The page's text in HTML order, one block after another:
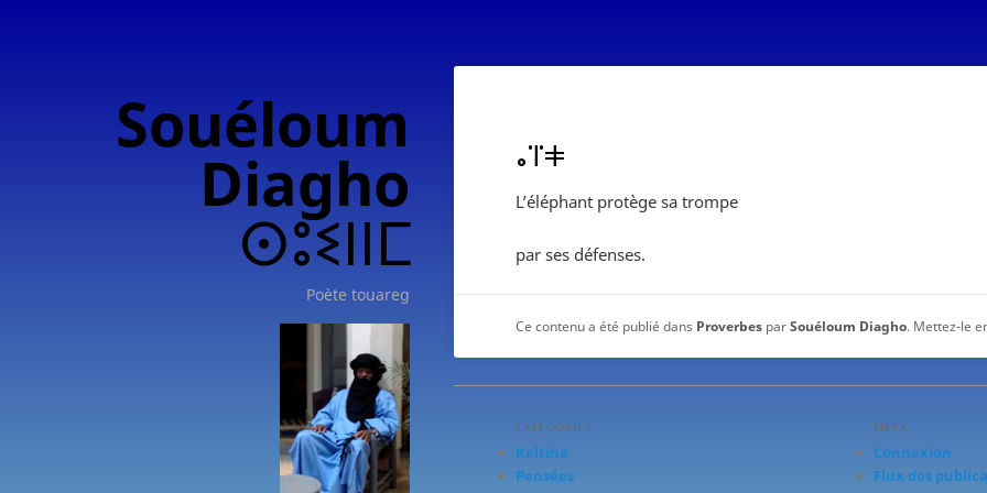
Souéloum
Diagho
ⵙⵓⵉⵏⵏⵎ
Poète touareg
ⴰⴶⵐ
L’éléphant protège sa trompe
par ses défenses.
Ce contenu a été publié dans Proverbes parSouéloum Diagho. Mettez-le
CATÉGORIES
Keltina
Pensées
MÉTA
Connexion
Flux des